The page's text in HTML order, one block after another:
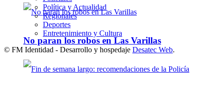
No paran los robos en Las Varillas
Política y Actualidad
Regionales
Deportes
Entretenimiento y Cultura
© FM Identidad - Desarrollo y hospedaje Desatec Web.